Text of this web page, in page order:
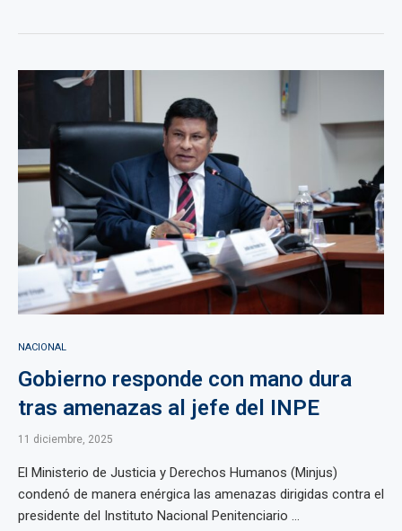
NACIONAL
Gobierno responde con mano dura
tras amenazas al jefe del INPE
11 diciembre, 2025
El Ministerio de Justicia y Derechos Humanos (Minjus)
condenó de manera enérgica las amenazas dirigidas contra el
presidente del Instituto Nacional Penitenciario ...